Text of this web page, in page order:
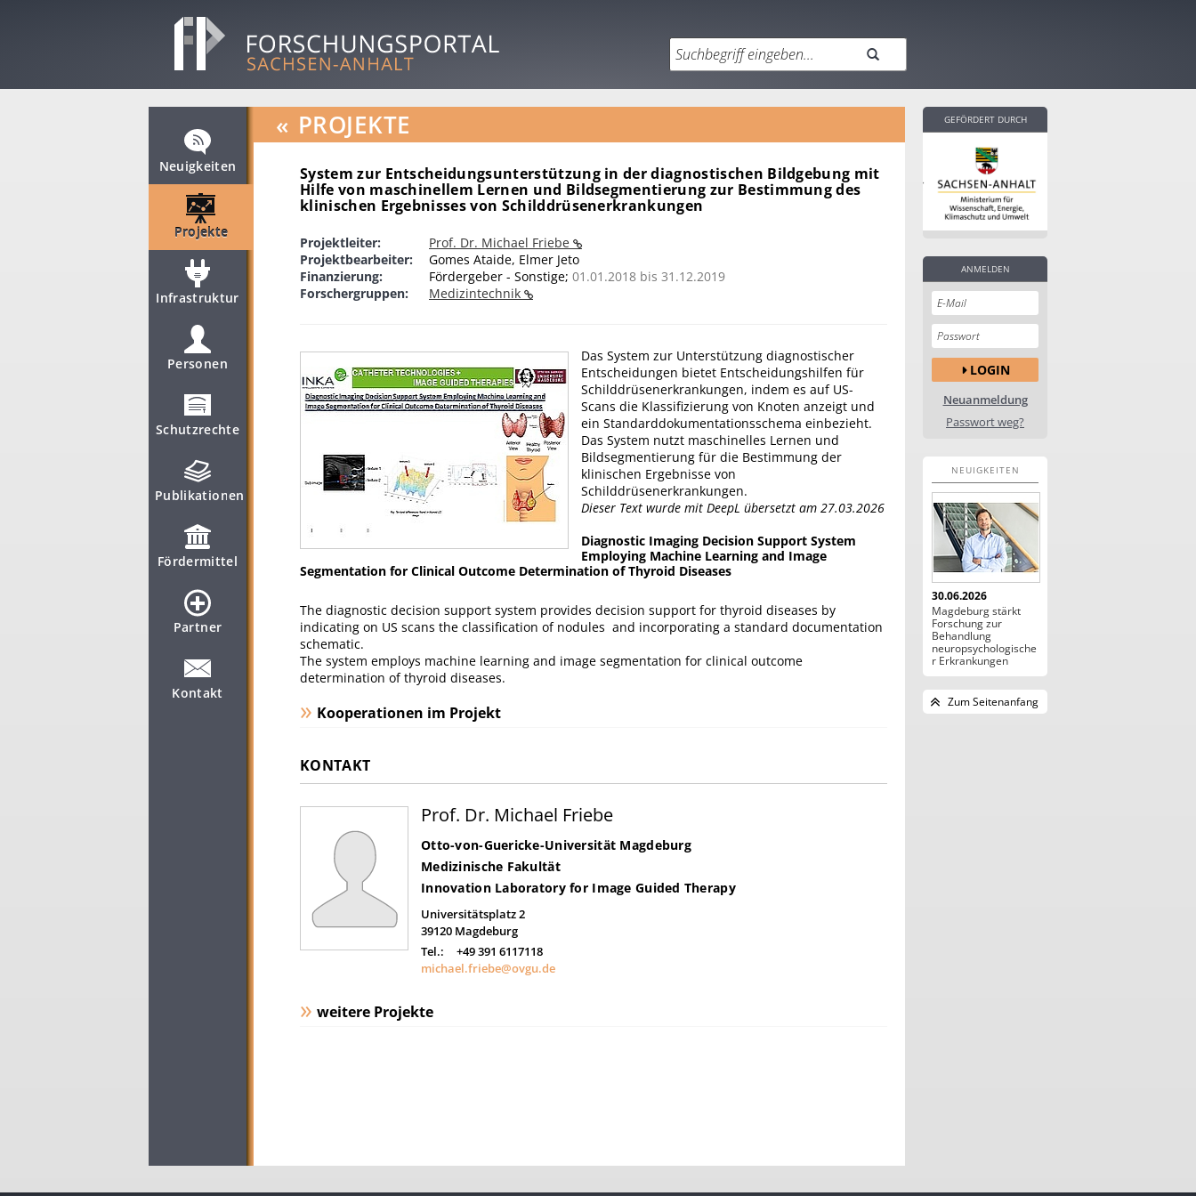
Neuigkeiten
Projekte
Infrastruktur
Personen
Schutzrechte
Publikationen
Fördermittel
Partner
Kontakt
« PROJEKTE
System zur Entscheidungsunterstützung in der diagnostischen Bildgebung mit
Hilfe von maschinellem Lernen und Bildsegmentierung zur Bestimmung des
klinischen Ergebnisses von Schilddrüsenerkrankungen
Projektleiter:
Prof. Dr. Michael Friebe
Projektbearbeiter:
Gomes Ataide, Elmer Jeto
Finanzierung:
Fördergeber - Sonstige; 01.01.2018 bis 31.12.2019
Forschergruppen:
Medizintechnik
Das System zur Unterstützung diagnostischer
Entscheidungen bietet Entscheidungshilfen für
Schilddrüsenerkrankungen, indem es auf US-
Scans die Klassifizierung von Knoten anzeigt und
ein Standarddokumentationsschema einbezieht.
Das System nutzt maschinelles Lernen und
Bildsegmentierung für die Bestimmung der
klinischen Ergebnisse von
Schilddrüsenerkrankungen.
Dieser Text wurde mit DeepL übersetzt am 27.03.2026
Diagnostic Imaging Decision Support System
Employing Machine Learning and Image
Segmentation for Clinical Outcome Determination of Thyroid Diseases
The diagnostic decision support system provides decision support for thyroid diseases by
indicating on US scans the classification of nodules and incorporating a standard documentation
schematic.
The system employs machine learning and image segmentation for clinical outcome
determination of thyroid diseases.
Kooperationen im Projekt
KONTAKT
Prof. Dr. Michael Friebe
Otto-von-Guericke-Universität Magdeburg
Medizinische Fakultät
Innovation Laboratory for Image Guided Therapy
Universitätsplatz 2
39120 Magdeburg
Tel.:
+49 391 6117118
michael.friebe@ovgu.de
weitere Projekte
GEFÖRDERT DURCH
ANMELDEN
LOGIN
Neuanmeldung
Passwort weg?
NEUIGKEITEN
30.06.2026
Magdeburg stärkt
Forschung zur
Behandlung
neuropsychologische
r Erkrankungen
Zum Seitenanfang